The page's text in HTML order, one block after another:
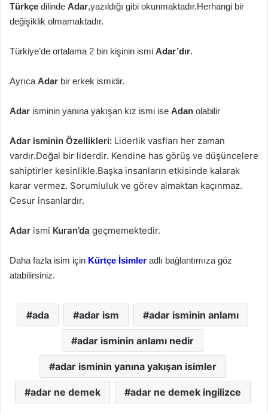
Türkçe dilinde Adar,yazıldığı gibi okunmaktadır.Herhangi bir
değişiklik olmamaktadır.
Türkiye’de ortalama 2 bin kişinin ismi Adar’dır.
Ayrıca Adar bir erkek ismidir.
Adar isminin yanına yakışan kız ismi ise Adan olabilir
Adar isminin Özellikleri: Liderlik vasfları her zaman
vardır.Doğal bir liderdir. Kendine has görüş ve düşüncelere
sahiptirler kesinlikle.Başka insanların etkisinde kalarak
karar vermez. Sorumluluk ve görev almaktan kaçınmaz.
Cesur insanlardır.
Adar ismi Kuran’da geçmemektedir.
Daha fazla isim için Kürtçe İsimler adlı bağlantımıza göz
atabilirsiniz.
ada adar ism adar isminin anlamı
adar isminin anlamı nedir
adar isminin yanına yakışan isimler
adar ne demek adar ne demek ingilizce